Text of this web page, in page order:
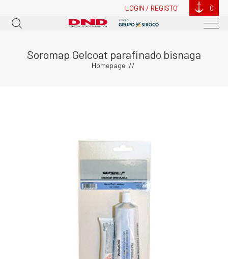
LOGIN / REGISTO 0
Soromap Gelcoat parafinado bisnaga
Homepage